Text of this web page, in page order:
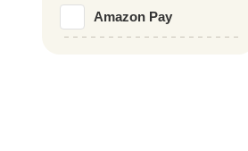
Amazon Pay